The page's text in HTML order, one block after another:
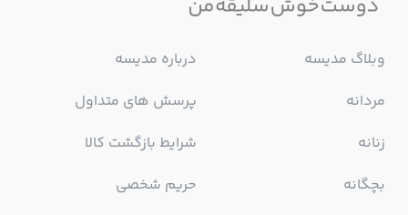
وبلاگ مدیسه
مردانه
زنانه
بچگانه
درباره مدیسه
پرسش های متداول
شرایط بازگشت کالا
حریم شخصی